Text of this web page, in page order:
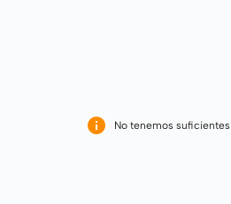
No tenemos